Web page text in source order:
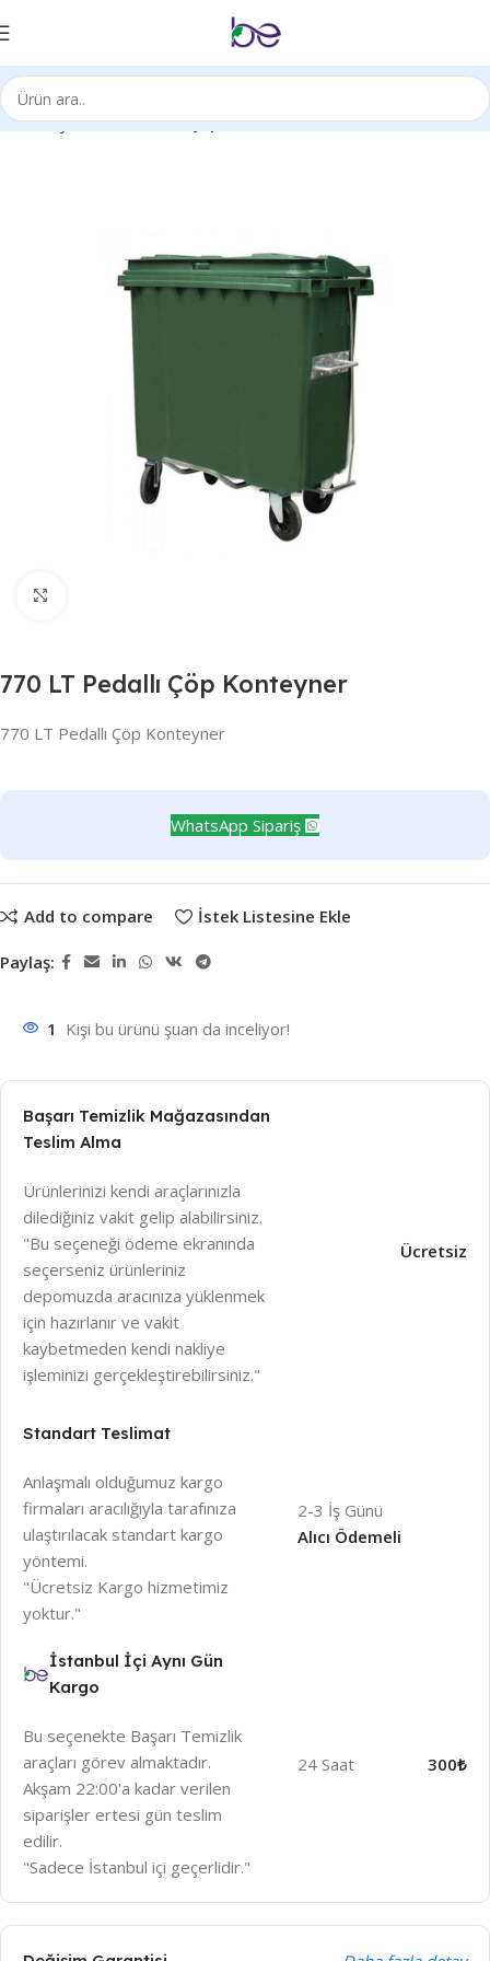
Ana Sayfa Sarf Ürünleri Çöp Kovaları
770 LT Pedallı Çöp Konteyner
770 LT Pedallı Çöp Konteyner
WhatsApp Sipariş
Add to compare İstek Listesine Ekle
Paylaş:
1 Kişi bu ürünü şuan da inceliyor!
Başarı Temizlik Mağazasından
Teslim Alma
Ürünlerinizi kendi araçlarınızla
dilediğiniz vakit gelip alabilirsiniz.
"Bu seçeneği ödeme ekranında
seçerseniz ürünleriniz
depomuzda aracınıza yüklenmek
için hazırlanır ve vakit
kaybetmeden kendi nakliye
işleminizi gerçekleştirebilirsiniz."
Ücretsiz
Standart Teslimat
Anlaşmalı olduğumuz kargo
firmaları aracılığıyla tarafınıza
ulaştırılacak standart kargo
yöntemi.
"Ücretsiz Kargo hizmetimiz
yoktur."
2-3 İş Günü
Alıcı Ödemeli
İstanbul İçi Aynı Gün
Kargo
Bu seçenekte Başarı Temizlik
araçları görev almaktadır.
Akşam 22:00'a kadar verilen
siparişler ertesi gün teslim
edilir.
"Sadece İstanbul içi geçerlidir."
24 Saat 300₺